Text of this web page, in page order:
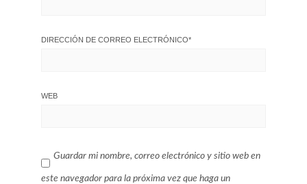
DIRECCIÓN DE CORREO ELECTRÓNICO*
WEB
Guardar mi nombre, correo electrónico y sitio web en
este navegador para la próxima vez que haga un